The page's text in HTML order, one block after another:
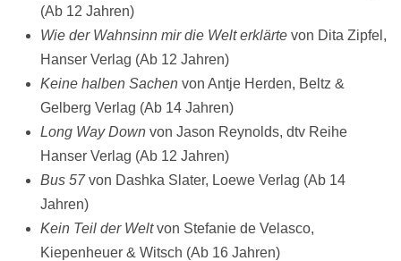
(Ab 12 Jahren)
Wie der Wahnsinn mir die Welt erklärte von Dita Zipfel,
Hanser Verlag (Ab 12 Jahren)
Keine halben Sachenvon Antje Herden, Beltz &
Gelberg Verlag (Ab 14 Jahren)
Long Way Downvon Jason Reynolds, dtv Reihe
Hanser Verlag (Ab 12 Jahren)
Bus 57von Dashka Slater, Loewe Verlag (Ab 14
Jahren)
Kein Teil der Weltvon Stefanie de Velasco,
Kiepenheuer & Witsch (Ab 16 Jahren)